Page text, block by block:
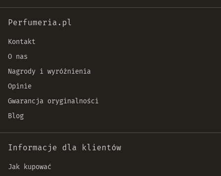
Perfumeria.pl
Kontakt
O nas
Nagrody i wyróżnienia
Opinie
Gwarancja oryginalności
Blog
Informacje dla klientów
Jak kupować